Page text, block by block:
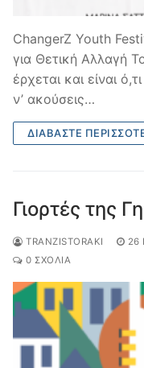
ChangerZ Youth
για Θετική Αλλαγή
έρχεται και είναι
ν’ ακούσεις…
ΔΙΑΒΆΣΤΕ
Γιορτές της
TRANZISTORAKI 26
0 ΣΧΌΛΙΑ